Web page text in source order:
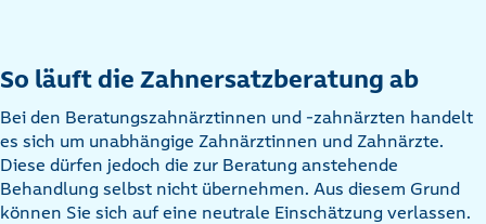
So läuft die Zahnersatzberatung ab
Bei den Beratungszahnärztinnen und -zahnärzten handelt
es sich um unabhängige Zahnärztinnen und Zahnärzte.
Diese dürfen jedoch die zur Beratung anstehende
Behandlung selbst nicht übernehmen. Aus diesem Grund
können Sie sich auf eine neutrale Einschätzung verlassen.